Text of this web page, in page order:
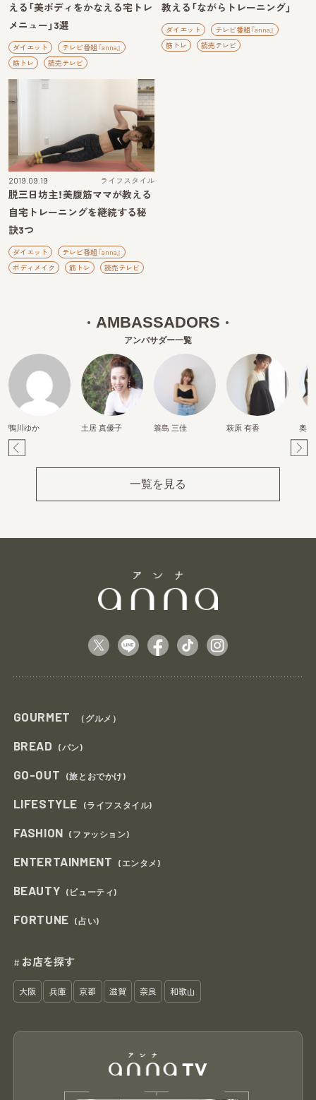
える「美ボディをかなえる宅トレ
メニュー」3選
ダイエット
テレビ番組『anna』
筋トレ
読売テレビ
教える「ながらトレーニング」
ダイエット
テレビ番組『anna』
筋トレ
読売テレビ
2019.09.19 ライフスタイル
脱三日坊主！美腹筋ママが教える
自宅トレーニングを継続する秘
訣3つ
ダイエット
テレビ番組『anna』
ボディメイク
筋トレ 読売テレビ
AMBASSADORS
アンバサダー一覧
鴨川ゆか 土居 真優子 簑島 三佳 萩原 有香 奥田
一覧を見る
GOURMET （グルメ）
BREAD (パン)
GO-OUT (旅とおでかけ)
LIFESTYLE (ライフスタイル)
FASHION (ファッション)
ENTERTAINMENT (エンタメ)
BEAUTY (ビューティ)
FORTUNE (占い)
# お店を探す
大阪 兵庫 京都 滋賀 奈良 和歌山